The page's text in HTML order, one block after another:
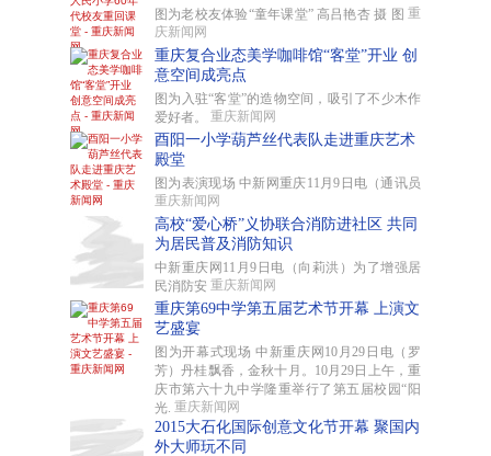
图为老校友体验“童年课堂” 高吕艳杏 摄 图 重
庆新闻网
重庆复合业态美学咖啡馆“客堂”开业 创
意空间成亮点
图为入驻“客堂”的造物空间，吸引了不少木作
爱好者。 重庆新闻网
酉阳一小学葫芦丝代表队走进重庆艺术
殿堂
图为表演现场 中新网重庆11月9日电（通讯员
重庆新闻网
高校“爱心桥”义协联合消防进社区 共同
为居民普及消防知识
中新重庆网11月9日电（向莉洪）为了增强居
民消防安 重庆新闻网
重庆第69中学第五届艺术节开幕 上演文
艺盛宴
图为开幕式现场 中新重庆网10月29日电（罗
芳）丹桂飘香，金秋十月。10月29日上午，重
庆市第六十九中学隆重举行了第五届校园“阳
光. 重庆新闻网
2015大石化国际创意文化节开幕 聚国内
外大师玩不同